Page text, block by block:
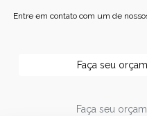
Entre em contato com um de
Faça seu
Faça seu